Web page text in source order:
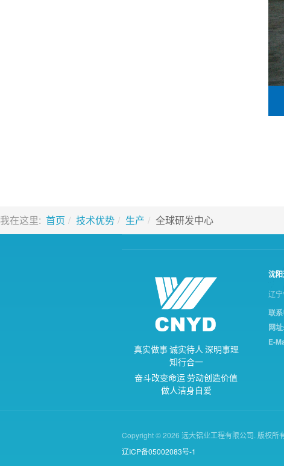
我在这里: 首页 技术优势 生产 全球研发中心
真实做事 诚实待人 深明事理
知行合一
奋斗改变命运劳动创 造价值
做人洁身自爱
沈
辽
联系
网址:
E-
Copyright © 2026 远大铝业工程有限公司. 版权所
辽ICP备05002083号-1